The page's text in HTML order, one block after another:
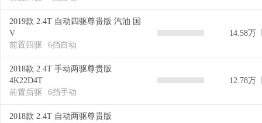
2019款 2.4T 自动四驱尊贵版 汽油 国
V
前置四驱
6挡自动
14.58万
2018款 2.4T 手动两驱尊贵版
4K22D4T
前置后驱
6挡手动
12.78万
2018款 2.4T 自动两驱尊贵版